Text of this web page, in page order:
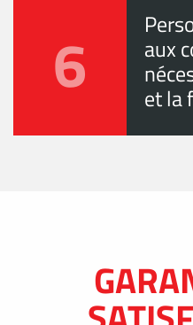
6 aux
et la